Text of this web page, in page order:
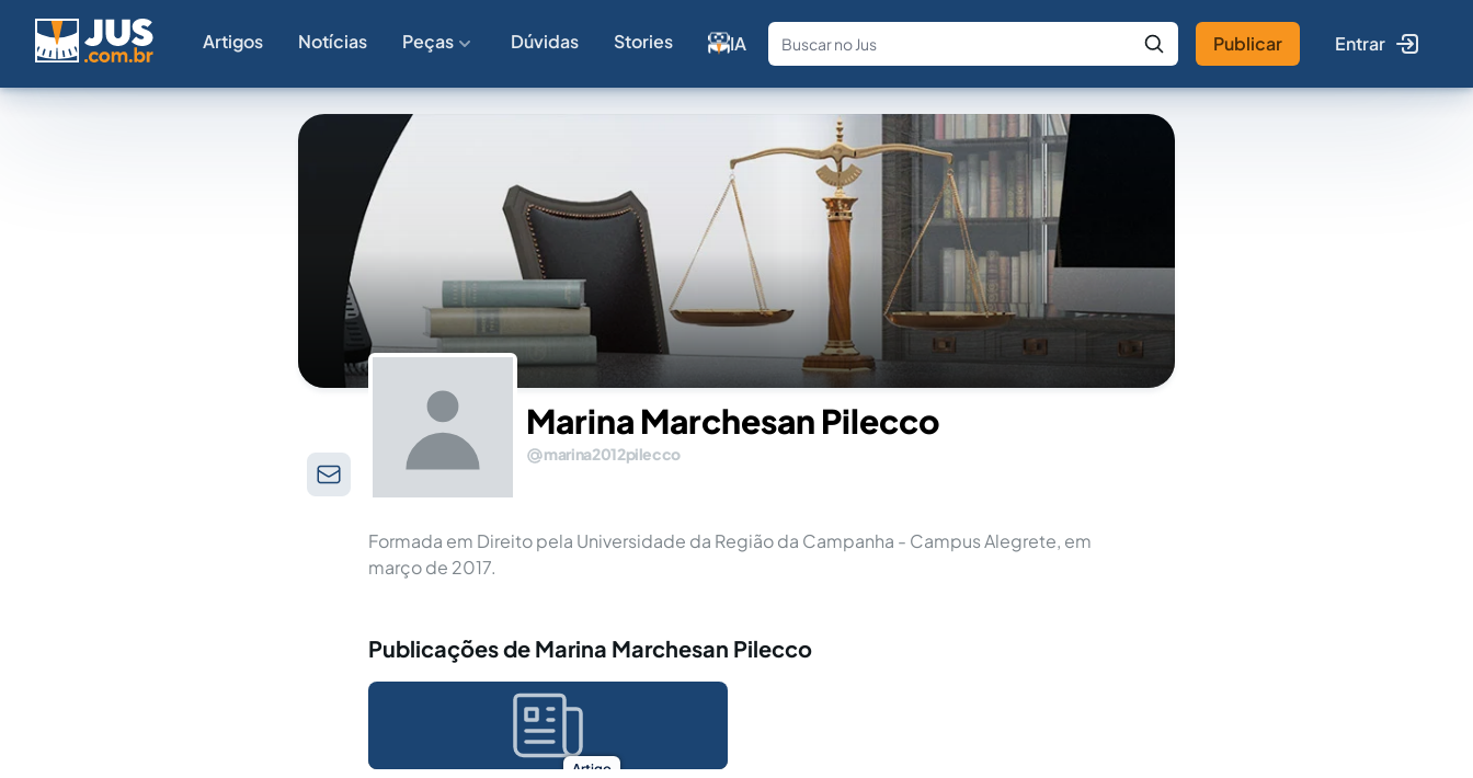
Artigos Notícias Peças Dúvidas Stories IA
Fale com a IA Buscar no Jus
Publicar Entrar
Marina Marchesan Pilecco
marina2012pilecco
Formada em Direito pela Universidade da Região da Campanha - Campus Alegrete, em
março de 2017.
Publicações de Marina Marchesan Pilecco
Artigo